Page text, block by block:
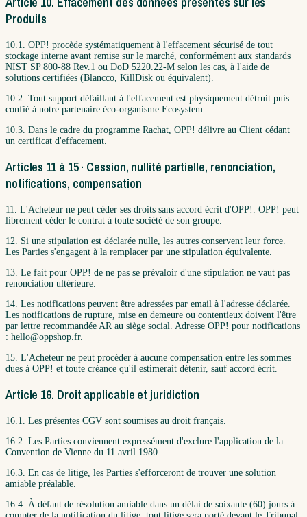
Produits
10.1. OPP! procède systématiquement à l'effacement sécurisé de tout
stockage interne avant remise sur le marché, conformément aux standards
NIST SP 800-88 Rev.1 ou DoD 5220.22-M selon les cas, à l'aide de
solutions certifiées (Blancco, KillDisk ou équivalent).
10.2. Tout support défaillant à l'effacement est physiquement détruit puis
confié à notre partenaire éco-organisme Ecosystem.
10.3. Dans le cadre du programme Rachat, OPP! délivre au Client cédant
un certificat d'effacement.
Articles 11 à 15 · Cession, nullité partielle, renonciation,
notifications, compensation
11. L'Acheteur ne peut céder ses droits sans accord écrit d'OPP!. OPP! peut
librement céder le contrat à toute société de son groupe.
12. Si une stipulation est déclarée nulle, les autres conservent leur force.
Les Parties s'engagent à la remplacer par une stipulation équivalente.
13. Le fait pour OPP! de ne pas se prévaloir d'une stipulation ne vaut pas
renonciation ultérieure.
14. Les notifications peuvent être adressées par email à l'adresse déclarée.
Les notifications de rupture, mise en demeure ou contentieux doivent l'être
par lettre recommandée AR au siège social. Adresse OPP! pour notifications
: hello@oppshop.fr.
15. L'Acheteur ne peut procéder à aucune compensation entre les sommes
dues à OPP! et toute créance qu'il estimerait détenir, sauf accord écrit.
Article 16. Droit applicable et juridiction
16.1. Les présentes CGV sont soumises au droit français.
16.2. Les Parties conviennent expressément d'exclure l'application de la
Convention de Vienne du 11 avril 1980.
16.3. En cas de litige, les Parties s'efforceront de trouver une solution
amiable préalable.
16.4. À défaut de résolution amiable dans un délai de soixante (60) jours à